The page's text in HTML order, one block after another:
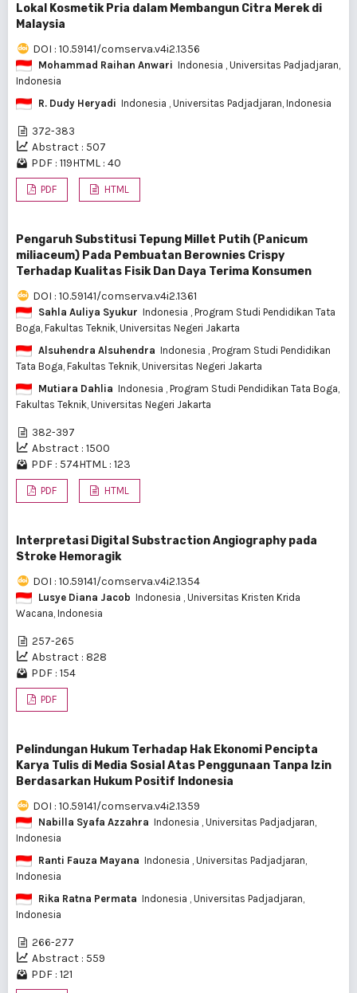
Lokal Kosmetik Pria dalam Membangun Citra Merek di
Malaysia
DOI : 10.59141/comserva.v4i2.1356
Mohammad Raihan Anwari Indonesia , Universitas Padjadjaran,
Indonesia
R. Dudy Heryadi Indonesia , Universitas Padjadjaran, Indonesia
372-383
Abstract : 507
PDF : 119HTML : 40
PDF HTML
Pengaruh Substitusi Tepung Millet Putih (Panicum
miliaceum) Pada Pembuatan Berownies Crispy
Terhadap Kualitas Fisik Dan Daya Terima Konsumen
DOI : 10.59141/comserva.v4i2.1361
Sahla Auliya Syukur Indonesia , Program Studi Pendidikan Tata
Boga, Fakultas Teknik, Universitas Negeri Jakarta
Alsuhendra Alsuhendra Indonesia , Program Studi Pendidikan
Tata Boga, Fakultas Teknik, Universitas Negeri Jakarta
Mutiara Dahlia Indonesia , Program Studi Pendidikan Tata Boga,
Fakultas Teknik, Universitas Negeri Jakarta
382-397
Abstract : 1500
PDF : 574HTML : 123
PDF HTML
Interpretasi Digital Substraction Angiography pada
Stroke Hemoragik
DOI : 10.59141/comserva.v4i2.1354
Lusye Diana Jacob Indonesia , Universitas Kristen Krida
Wacana, Indonesia
257-265
Abstract : 828
PDF : 154
PDF
Pelindungan Hukum Terhadap Hak Ekonomi Pencipta
Karya Tulis di Media Sosial Atas Penggunaan Tanpa Izin
Berdasarkan Hukum Positif Indonesia
DOI : 10.59141/comserva.v4i2.1359
Nabilla Syafa Azzahra Indonesia , Universitas Padjadjaran,
Indonesia
Ranti Fauza Mayana Indonesia , Universitas Padjadjaran,
Indonesia
Rika Ratna Permata Indonesia , Universitas Padjadjaran,
Indonesia
266-277
Abstract : 559
PDF : 121